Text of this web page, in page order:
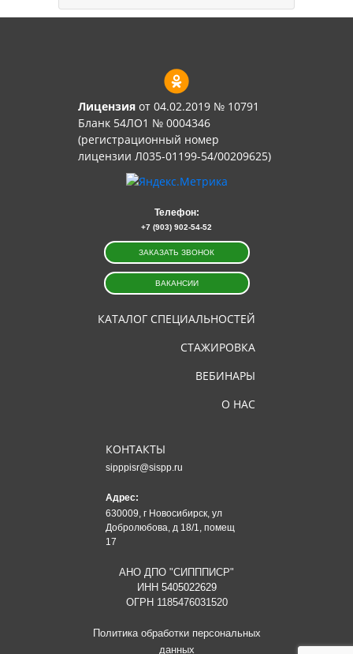
Лицензия от 04.02.2019 № 10791
Бланк 54ЛО1 № 0004346
(регистрационный номер
лицензии Л035-01199-54/00209625)
КАТАЛОГ СПЕЦИАЛЬНОСТЕЙ
СТАЖИРОВКА
ВЕБИНАРЫ
О НАС
КОНТАКТЫ
sipppisr@sispp.ru
Адрес:
630009, г Новосибирск, ул
Добролюбова, д 18/1, помещ
17
АНО ДПО "СИПППИСР"
ИНН 5405022629
ОГРН 1185476031520
Политика обработки персональных
данных
Телефон:
+7 (903) 902-54-52
ЗАКАЗАТЬ ЗВОНОК
ВАКАНСИИ